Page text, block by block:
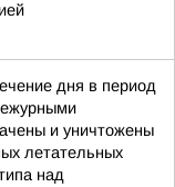
дня в период
и уничтожены
летательных
над